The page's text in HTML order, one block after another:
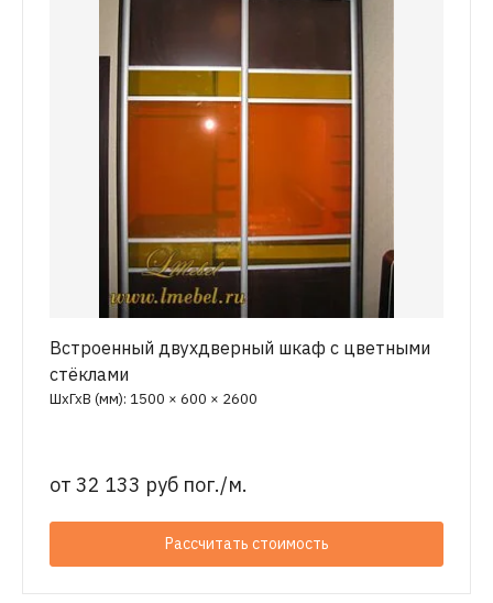
Встроенный двухдверный шкаф с цветными
стёклами
ШхГхВ (мм): 1500 × 600 × 2600
от 32 133 руб пог./м.
Рассчитать стоимость